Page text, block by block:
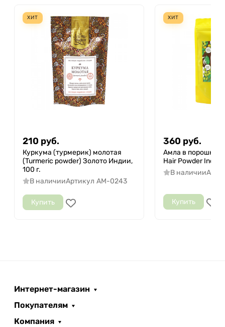
ХИТ
210 руб.
Куркума (турмерик) молотая
(Turmeric powder) Золото Индии,
100 г.
В наличииАртикул AM-0243
Купить
ХИТ
360 руб.
Амла в порошке
Hair Powder
В наличии
Купить
Интернет-магазин
Покупателям
Компания